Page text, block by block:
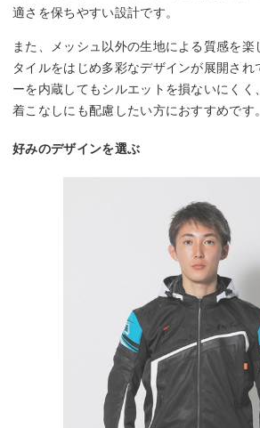
適さを保ちやすい設計です。
また、メッシュ以外の生地による質感を楽
タイルをはじめ多彩なデザインが展開され
ーを内蔵してもシルエットを損ないにく
着こなしにも配慮したい方におすすめです。
好みのデザインを選ぶ